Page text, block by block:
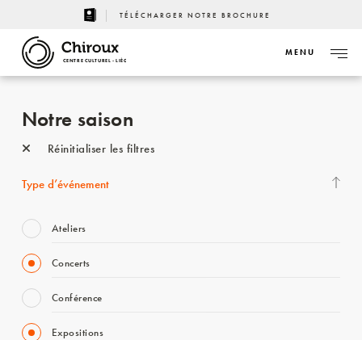
TÉLÉCHARGER NOTRE BROCHURE
CENTRE CULTUREL - LIÈGE
MENU
Notre saison
Réinitialiser les filtres
Type d’événement
Ateliers
Concerts
Conférence
Expositions